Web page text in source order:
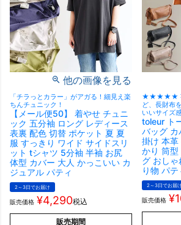
他の画像を見る
「チラっとカラー」がアガる！細見え楽
ちんチュニック！
【メール便50】 着やせ チュニ
ック 五分袖 ロング レディース
表裏 配色 切替 ポケット 夏 夏
服 すっきり ワイド サイドスリ
ット tシャツ 5分袖 半袖 お尻
体型 カバー 大人 かっこいい カ
ジュアル パティ
2～3日でお届け
販売価格 ¥4,290税込
販売期間
★★★★★ 荷
ど、長財布
いいサイズ感
toleur ト
バッグ カ
掛け 本革
かり 筒型
グ おし
り物 パテ
2～3日でお届
販売価格 ¥